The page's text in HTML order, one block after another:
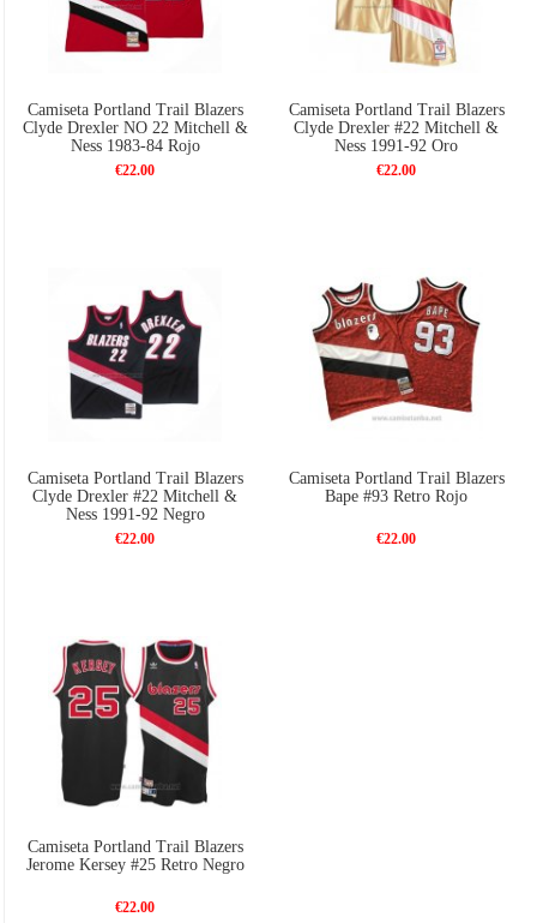
Camiseta Portland Trail Blazers
Clyde Drexler NO 22 Mitchell &
Ness 1983-84 Rojo
€22.00
Camiseta Portland Trail Blazers
Clyde Drexler #22 Mitchell &
Ness 1991-92 Oro
€22.00
Camiseta Portland Trail Blazers
Clyde Drexler #22 Mitchell &
Ness 1991-92 Negro
€22.00
Camiseta Portland Trail Blazers
Bape #93 Retro Rojo
€22.00
Camiseta Portland Trail Blazers
Jerome Kersey #25 Retro Negro
€22.00